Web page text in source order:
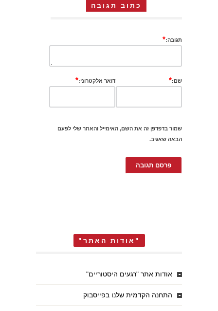
כתוב תגובה
תגובה:*
שם:* דואר אלקטרוני:*
שמור בדפדפן זה את השם, האימייל והאתר שלי לפעם
הבאה שאגיב.
"אודות האתר"
אודות אתר "רגעים היסטוריים"
התחנה הקדמית שלנו בפייסבוק